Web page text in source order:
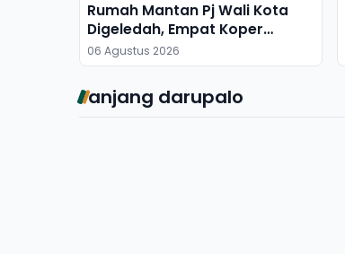
Rumah Mantan Pj Wali Kota
Digeledah, Empat Koper
Dibawa
06 Agustus 2026
anjang darupalo